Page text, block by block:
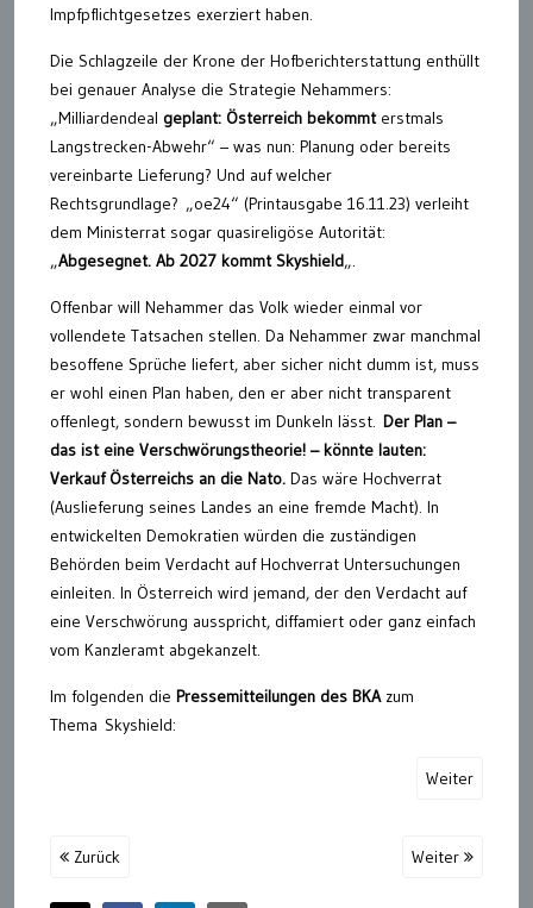
Impfpflichtgesetzes exerziert haben.
Die Schlagzeile der Krone der Hofberichterstattung enthüllt
bei genauer Analyse die Strategie Nehammers:
„Milliardendeal geplant: Österreich bekommt erstmals
Langstrecken-Abwehr“ – was nun: Planung oder bereits
vereinbarte Lieferung? Und auf welcher
Rechtsgrundlage? „oe24“ (Printausgabe 16.11.23) verleiht
dem Ministerrat sogar quasireligöse Autorität:
„Abgesegnet. Ab 2027 kommt Skyshield„.
Offenbar will Nehammer das Volk wieder einmal vor
vollendete Tatsachen stellen. Da Nehammer zwar manchmal
besoffene Sprüche liefert, aber sicher nicht dumm ist, muss
er wohl einen Plan haben, den er aber nicht transparent
offenlegt, sondern bewusst im Dunkeln lässt. Der Plan –
das ist eine Verschwörungstheorie! – könnte lauten:
Verkauf Österreichs an die Nato. Das wäre Hochverrat
(Auslieferung seines Landes an eine fremde Macht). In
entwickelten Demokratien würden die zuständigen
Behörden beim Verdacht auf Hochverrat Untersuchungen
einleiten. In Österreich wird jemand, der den Verdacht auf
eine Verschwörung ausspricht, diffamiert oder ganz einfach
vom Kanzleramt abgekanzelt.
Im folgenden die Pressemitteilungen des BKAzum
Thema Skyshield:
Weiter
Zurück Weiter